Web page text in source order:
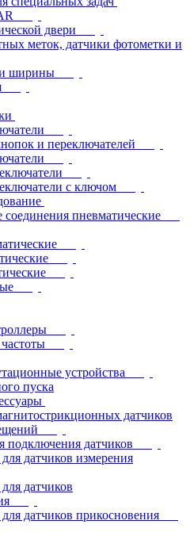
двери
меток, датчики фотометки и
ширины
и переключателей
с ключом
пневматические
устройства
пуска
датчиков
подключения датчиков
датчиков измерения
датчиков
датчиков прикосновения